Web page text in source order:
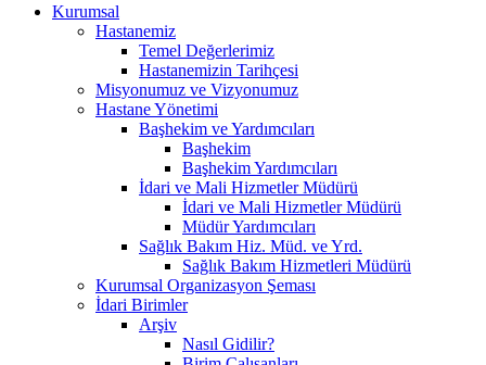
Kurumsal
Hastanemiz
Temel Değerlerimiz
Hastanemizin Tarihçesi
Misyonumuz ve Vizyonumuz
Hastane Yönetimi
Başhekim ve Yardımcıları
Başhekim
Başhekim Yardımcıları
İdari ve Mali Hizmetler Müdürü
İdari ve Mali Hizmetler Müdürü
Müdür Yardımcıları
Sağlık Bakım Hiz. Müd. ve Yrd.
Sağlık Bakım Hizmetleri Müdürü
Kurumsal Organizasyon Şeması
İdari Birimler
Arşiv
Nasıl Gidilir?